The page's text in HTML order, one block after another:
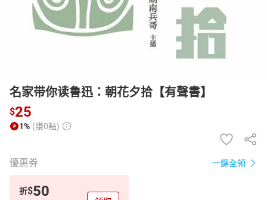
名家带你读鲁迅：朝花夕拾【有聲書】
$25
1% (賺0點)
優惠券 一鍵全領
折$50